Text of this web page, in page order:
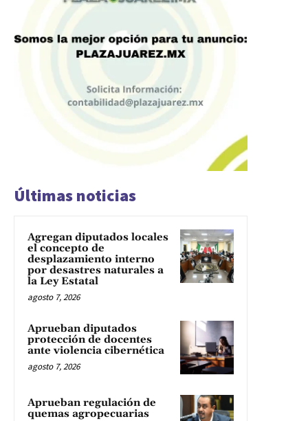
Últimas noticias
Agregan diputados locales
el concepto de
desplazamiento interno
por desastres naturales a
la Ley Estatal
agosto 7, 2026
Aprueban diputados
protección de docentes
ante violencia cibernética
agosto 7, 2026
Aprueban regulación de
quemas agropecuarias